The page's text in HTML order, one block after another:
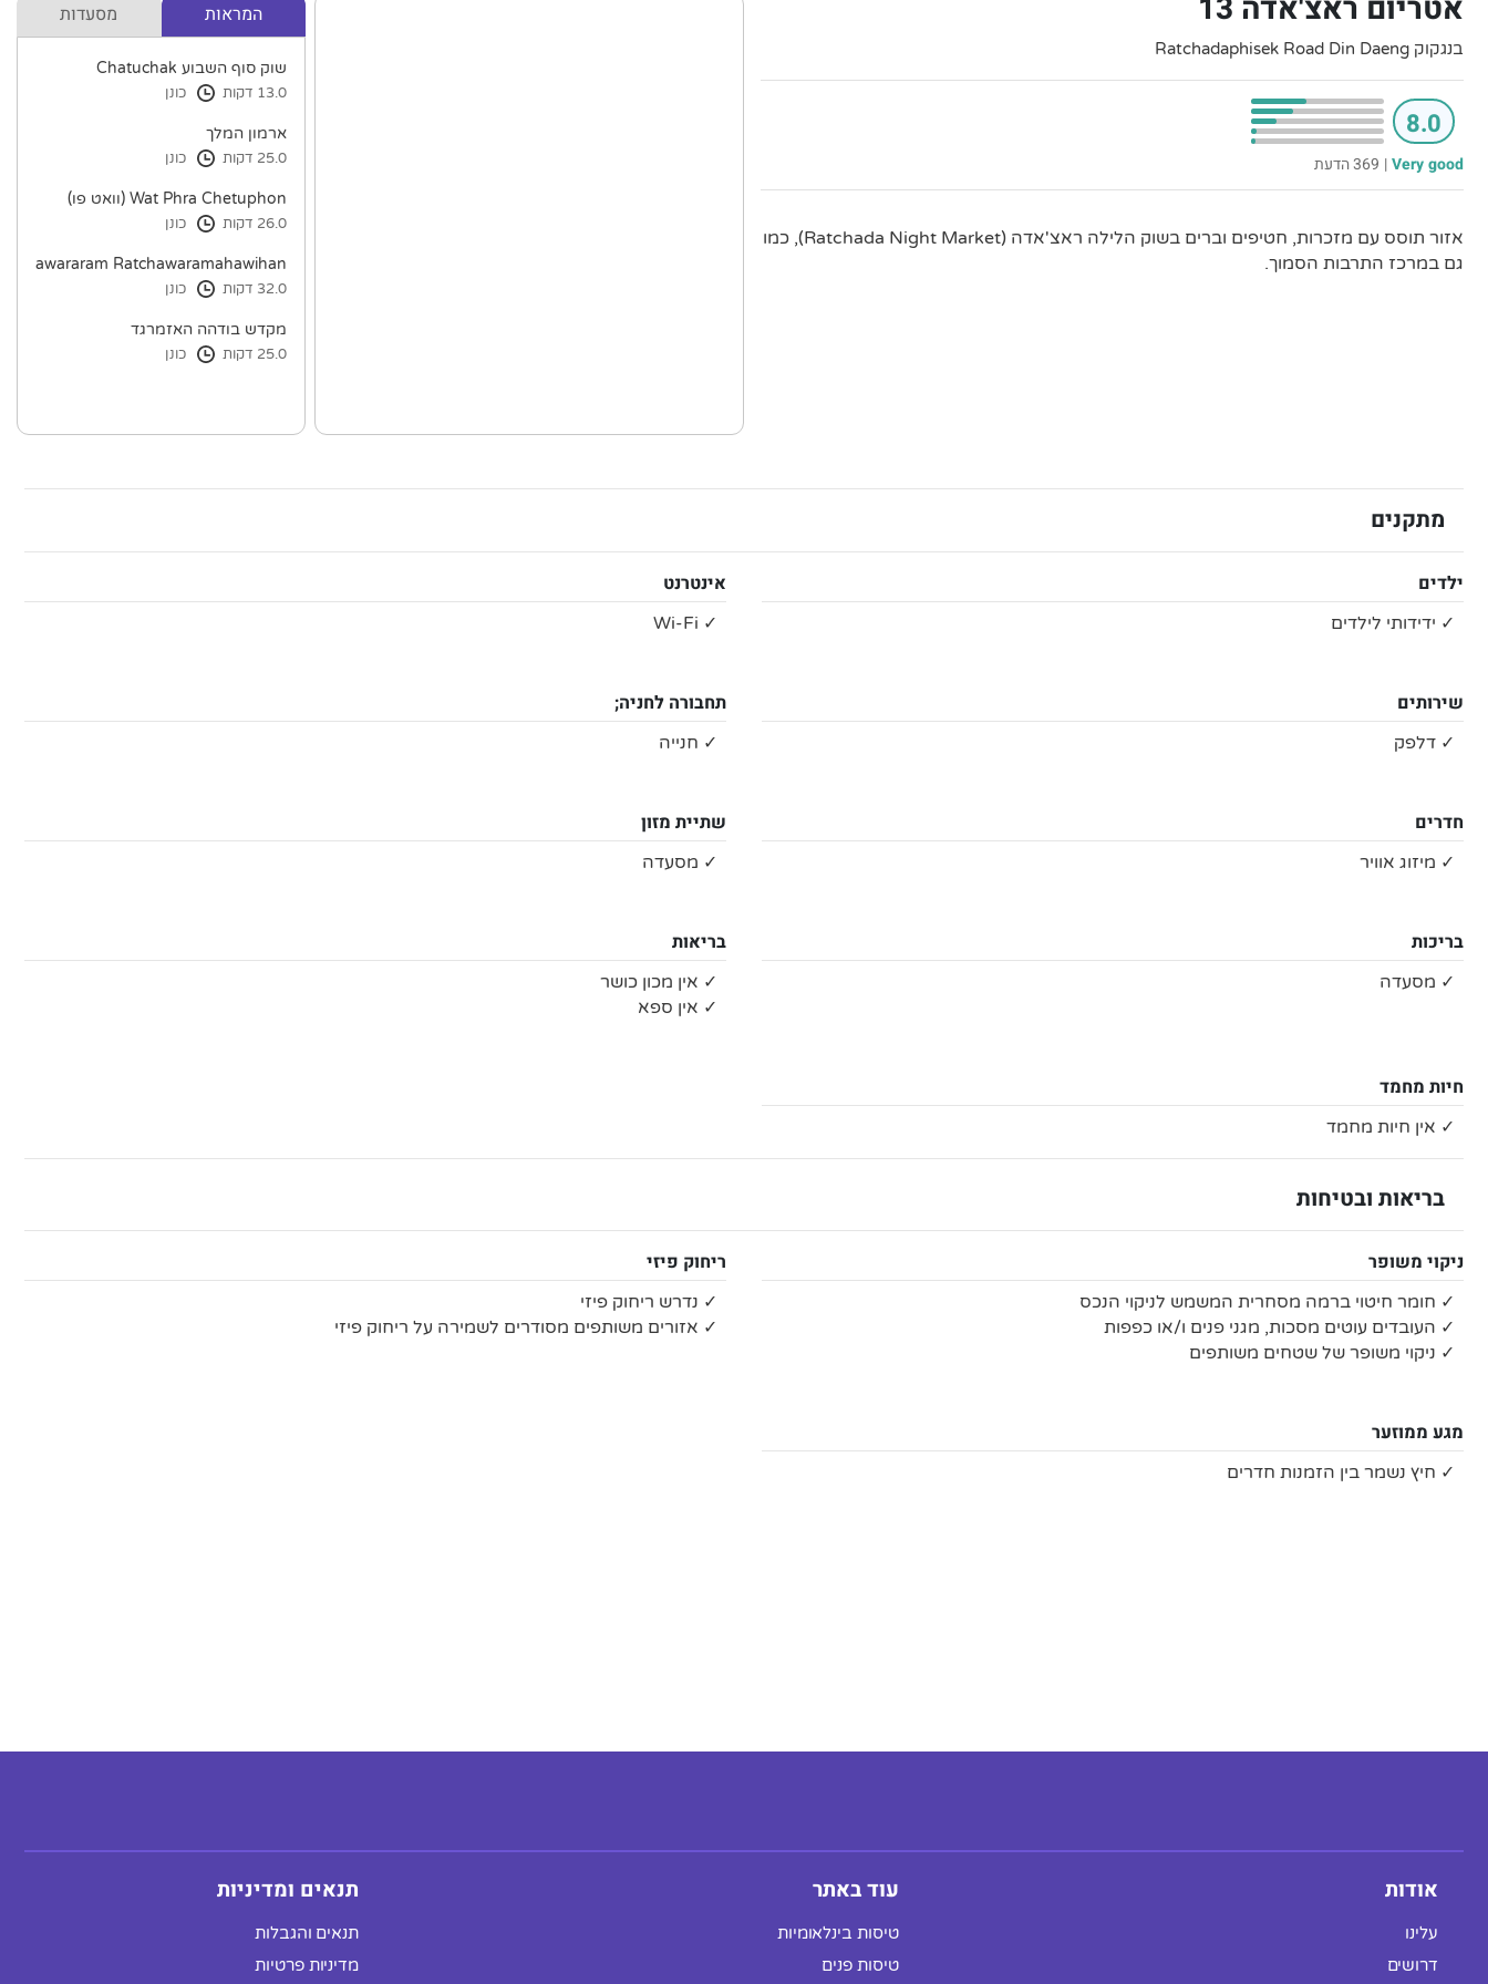
אטריום ראצ'אדה 13
בנגקוק Ratchadaphisek Road Din Daeng
8.0
Very good
| 369 הדעת
אזור תוסס עם מזכרות, חטיפים וברים בשוק הלילה ראצ'אדה (Ratchada Night Market), כמו
גם במרכז התרבות הסמוך.
המראות מסעדות
שוק סוף השבוע Chatuchak
13.0 דקות כונן
ארמון המלך
25.0 דקות כונן
Wat Phra Chetuphon (וואט פו)
26.0 דקות כונן
Ratchawaramahawihan
32.0 דקות כונן
מקדש בודהה האזמרגד
25.0 דקות כונן
מתקנים
ילדים
✓ ידידותי לילדים
אינטרנט
✓ Wi-Fi
שירותים
✓ דלפק
תחבורה לחניה;
✓ חנייה
חדרים
✓ מיזוג אוויר
שתיית מזון
✓ מסעדה
בריכות
✓ מסעדה
בריאות
✓ אין מכון כושר
✓ אין ספא
חיות מחמד
✓ אין חיות מחמד
בריאות ובטיחות
ניקוי משופר
✓ חומר חיטוי ברמה מסחרית המשמש לניקוי הנכס
✓ העובדים עוטים מסכות, מגני פנים ו/או כפפות
✓ ניקוי משופר של שטחים משותפים
ריחוק פיזי
✓ נדרש ריחוק פיזי
✓ אזורים משותפים מסודרים לשמירה על ריחוק פיזי
מגע ממוזער
✓ חיץ נשמר בין הזמנות חדרים
אודות
עלינו
דרושים
עוד באתר
טיסות בינלאומיות
טיסות פנים
תנאים ומדיניות
תנאים והגבלות
מדיניות פרטיות